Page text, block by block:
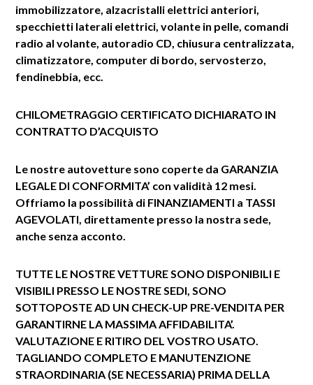
immobilizzatore, alzacristalli elettrici anteriori,
specchietti laterali elettrici, volante in pelle, comandi
radio al volante, autoradio CD, chiusura centralizzata,
climatizzatore, computer di bordo, servosterzo,
fendinebbia, ecc.
CHILOMETRAGGIO CERTIFICATO DICHIARATO IN
CONTRATTO D’ACQUISTO
Le nostre autovetture sono coperte da GARANZIA
LEGALE DI CONFORMITA’ con validità 12 mesi.
Offriamo la possibilità di FINANZIAMENTI a TASSI
AGEVOLATI, direttamente presso la nostra sede,
anche senza acconto.
TUTTE LE NOSTRE VETTURE SONO DISPONIBILI E
VISIBILI PRESSO LE NOSTRE SEDI, SONO
SOTTOPOSTE AD UN CHECK-UP PRE-VENDITA PER
GARANTIRNE LA MASSIMA AFFIDABILITA’.
VALUTAZIONE E RITIRO DEL VOSTRO USATO.
TAGLIANDO COMPLETO E MANUTENZIONE
STRAORDINARIA (SE NECESSARIA) PRIMA DELLA